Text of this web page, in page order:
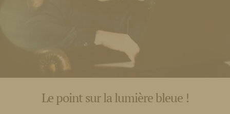
Le point sur la lumière bleue !